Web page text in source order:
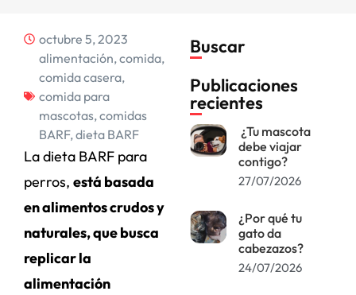
octubre 5, 2023
alimentación, comida,
comida casera,
comida para
mascotas, comidas
BARF, dieta BARF
La dieta BARF para
perros, está basada
en alimentos crudos y
naturales, que busca
replicar la
alimentación
Buscar
Publicaciones
recientes
¿Tu mascota
debe viajar
contigo?
27/07/2026
¿Por qué tu
gato da
cabezazos?
24/07/2026